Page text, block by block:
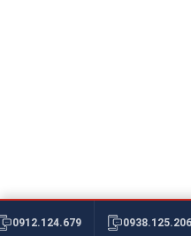
0912.124.679 0938.125.206